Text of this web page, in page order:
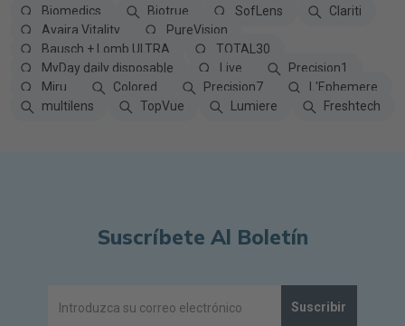
Biomedics
Biotrue SofLens
Clariti
Avaira Vitality
PureVision
Bausch + Lomb ULTRA
TOTAL30
MyDay daily disposable
Live
Precision1
Miru
Colored Precision7
L'Ephemere
multilens
TopVue Lumiere Freshtech
Suscríbete Al Boletín
Suscribir